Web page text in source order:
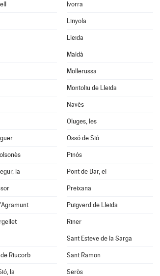
Ivorra
Linyola
Lleida
Maldà
Mollerussa
Montoliu de Lleida
Navès
Oluges, les
Ossó de Sió
Pinós
la Pont de Bar, el
Preixana
Puigverd de Lleida
Riner
Sant Esteve de la Sarga
Riucorb Sant Ramon
la Seròs